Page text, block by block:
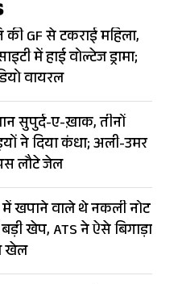
की GF से टकराई महिला,
में हाई वोल्टेज ड्रामा;
वायरल
सुपुर्द-ए-ख़ाक, तीनों
ने दिया कंधा; अली-उमर
लौटे जेल
में खपाने वाले थे नकली नोट
खेप, ATS ने ऐसे बिगाड़ा
खेल